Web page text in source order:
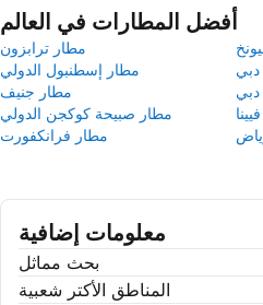
أفضل المطارات في العالم
مطار ترابزون
مطار إسطنبول الدولي
مطار جنيف
مطار صبيحة كوكجن الدولي
مطار فرانكفورت
معلومات إضافية
بحث مماثل
المناطق الأكتر شعبية